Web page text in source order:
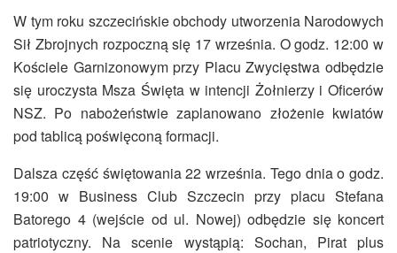
W tym roku szczecińskie obchody utworzenia Narodowych
Sił Zbrojnych rozpoczną się 17 września. O godz. 12:00 w
Kościele Garnizonowym przy Placu Zwycięstwa odbędzie
się uroczysta Msza Święta w intencji Żołnierzy i Oficerów
NSZ. Po nabożeństwie zaplanowano złożenie kwiatów
pod tablicą poświęconą formacji.
Dalsza część świętowania 22 września. Tego dnia o godz.
19:00 w Business Club Szczecin przy placu Stefana
Batorego 4 (wejście od ul. Nowej) odbędzie się koncert
patriotyczny. Na scenie wystąpią: Sochan, Pirat plus